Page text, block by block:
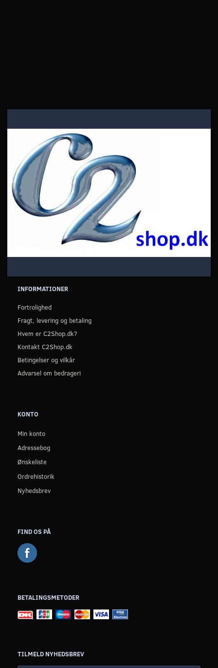
INFORMATIONER
Fortrolighed
Fragt, levering og betaling
Hvem er C2Shop.dk?
Kontakt C2Shop.dk
Betingelser og vilkår
Advarsel om bedrageri
KONTO
Min konto
Adressebog
Ønskeliste
Ordrehistorik
Nyhedsbrev
FIND OS PÅ
BETALINGSMETODER
TILMELD NYHEDSBREV